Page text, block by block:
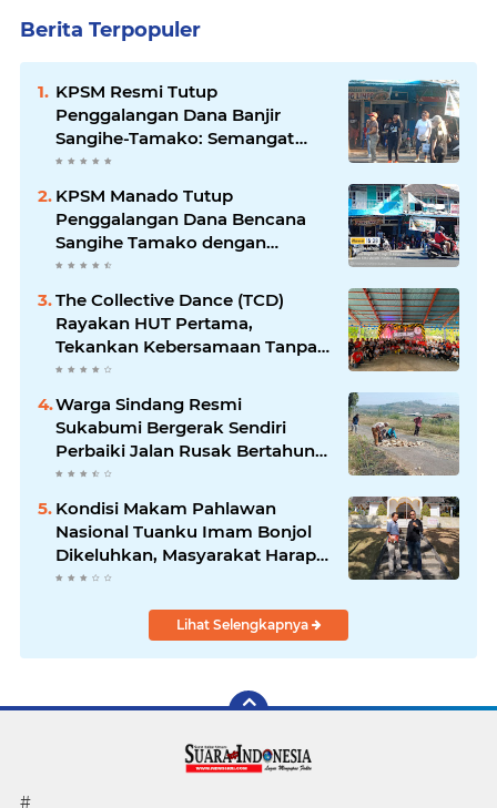
Berita Terpopuler
KPSM Resmi Tutup
Penggalangan Dana Banjir
Sangihe-Tamako: Semangat
Kebersamaan & Solidaritas
Tetap Terjaga
KPSM Manado Tutup
Penggalangan Dana Bencana
Sangihe Tamako dengan
Semangat Tinggi, Dihadiri
Banyak Seniman Ibu Kota
The Collective Dance (TCD)
Rayakan HUT Pertama,
Tekankan Kebersamaan Tanpa
Batas
Warga Sindang Resmi
Sukabumi Bergerak Sendiri
Perbaiki Jalan Rusak Bertahun-
Tahun, Pemerintah Kabupaten
& Desa Dinilai Diam Saja
Kondisi Makam Pahlawan
Nasional Tuanku Imam Bonjol
Dikeluhkan, Masyarakat Harap
Pemerintah Segera Lakukan
Lihat Selengkapnya
#